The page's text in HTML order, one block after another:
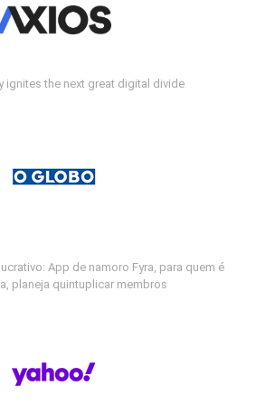
ignites the next great digital divide
App de namoro Fyra, para quem é
planeja quintuplicar membros